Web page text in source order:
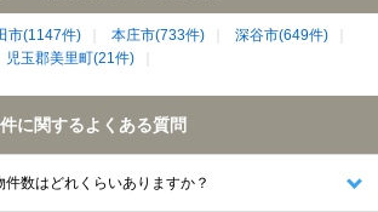
市(1147件) 本庄市(733件)
深谷市(649件)
児玉郡美里町(21件)
に関するよくある質問
数はどれくらいありますか？